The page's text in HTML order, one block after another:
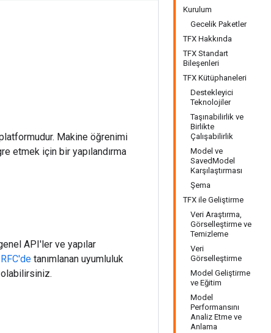
Kurulum
Gecelik Paketler
TFX Hakkında
TFX Standart
Bileşenleri
TFX Kütüphaneleri
Destekleyici
Teknolojiler
Taşınabilirlik ve
Birlikte
Çalışabilirlik
Model ve
SavedModel
Karşılaştırması
Şema
TFX ile Geliştirme
Veri Araştırma,
Görselleştirme ve
Temizleme
Veri
Görselleştirme
Model Geliştirme
ve Eğitim
Model
Performansını
Analiz Etme ve
Anlama
Makine öğrenimi
etmek için bir yapılandırma
API'ler ve yapılar
RFC'de tanımlanan uyumluluk